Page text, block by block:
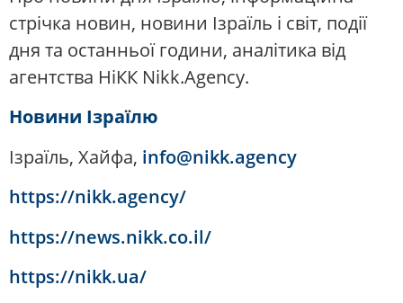
стрічка новин, новини Ізраїль і світ, події
дня та останньої години, аналітика від
агентства НіКК Nikk.Agency.
Новини Ізраїлю
Ізраїль, Хайфа, info@nikk.agency
https://nikk.agency/
https://news.nikk.co.il/
https://nikk.ua/